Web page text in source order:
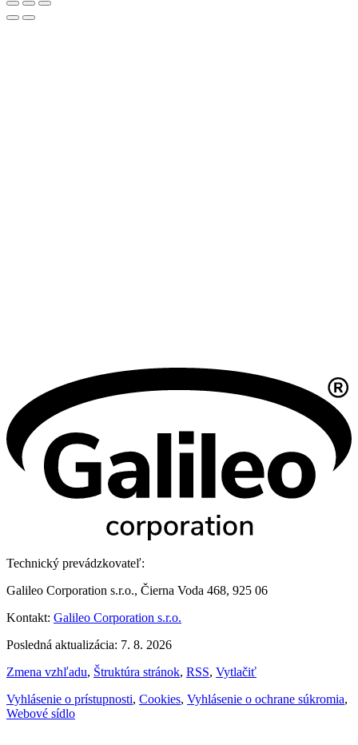
Technický prevádzkovateľ:
Galileo Corporation s.r.o., Čierna Voda 468, 925 06
Kontakt: Galileo Corporation s.r.o.
Posledná aktualizácia: 7. 8. 2026
Zmena vzhľadu, Štruktúra stránok, RSS, Vytlačiť
Vyhlásenie o prístupnosti, Cookies, Vyhlásenie o ochrane súkromia,
Webové sídlo